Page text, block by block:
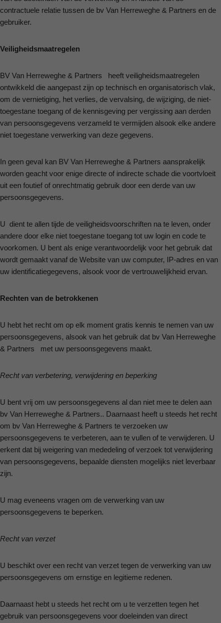
contractuele relatie tussen de bv Van Herreweghe & Partners en de
gebruiker.
Veiligheidsmaatregelen
BV Van Herreweghe & Partners heeft veiligheidsmaatregelen
ontwikkeld die aangepast zijn op technisch en organisatorisch vlak,
om de vernietiging, het verlies, de vervalsing, de wijziging, de niet-
toegestane toegang of de kennisgeving per vergissing aan derden
van persoonsgegevens verzameld te vermijden alsook elke andere
niet toegestane verwerking van deze gegevens.
In geen geval kan BV Van Herreweghe & Partners aansprakelijk
worden geacht voor enige directe of indirecte schade die voortvloeit
uit een foutief of onrechtmatig gebruik door een derde van uw
persoonsgegevens.
U dient te allen tijde de veiligheidsvoorschriften na te leven, onder
andere door elke niet toegestane toegang tot uw login en code te
voorkomen. U bent als enige verantwoordelijk voor het gebruik dat
wordt gemaakt vanaf de Website van uw computer, IP-adres en van
uw identificatiegegevens, alsook voor de vertrouwelijkheid ervan.
Rechten van de betrokkenen
U hebt het recht om op elk moment gratis kennis te nemen van uw
persoonsgegevens, alsook van het gebruik dat bv Van Herreweghe
& Partners met uw persoonsgegevens maakt.
Recht van verbetering, verwijdering en beperking
U bent vrij om uw persoonsgegevens al dan niet mee te delen aan
bv Van Herreweghe & Partners.. Daarnaast heeft u steeds het recht
om bv Van Herreweghe & Partners te verzoeken uw
persoonsgegevens te verbeteren, aan te vullen of te verwijderen. U
erkent dat bij weigering van mededeling of verzoek tot verwijdering
van persoonsgegevens, bepaalde diensten mogelijks niet leverbaar
zijn.
U mag eveneens vragen om de verwerking van uw
persoonsgegevens te beperken.
Recht van verzet
U beschikt over een recht van verzet tegen de verwerking van uw
persoonsgegevens om ernstige en legitieme redenen.
Daarnaast hebt u steeds het recht om u te verzetten tegen het
gebruik van persoonsgegevens voor doeleinden van direct